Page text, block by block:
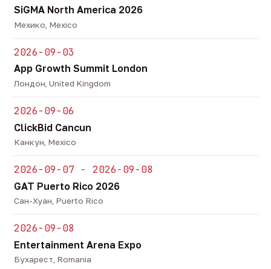
SiGMA North America 2026
Мехико, Mexico
2026-09-03
App Growth Summit London
Лондон, United Kingdom
2026-09-06
ClickBid Cancun
Канкун, Mexico
2026-09-07 - 2026-09-08
GAT Puerto Rico 2026
Сан-Хуан, Puerto Rico
2026-09-08
Entertainment Arena Expo
Бухарест, Romania